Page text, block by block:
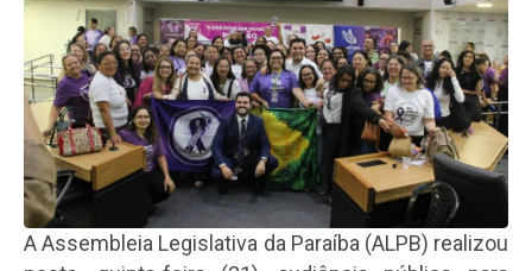
A Assembleia Legislativa da Paraíba (ALPB) realizou